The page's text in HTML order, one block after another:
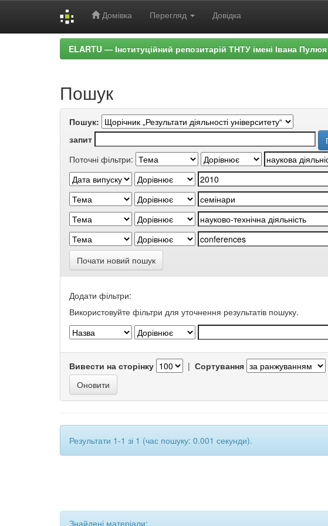
Домівка Перегляд Довідка
ELARTU — Інституційний репозитарій ТНТУ імені Івана Пулюя
Пошук
Пошук:
запит
Поточні фільтри:
Почати новий пошук
Додати фільтри:
Використовуйте фільтри для уточнення результатів пошуку.
Вивести на сторінку | Сортування
Результати 1-1 зі 1 (час пошуку: 0.001 секунди).
Знайдені матеріали: